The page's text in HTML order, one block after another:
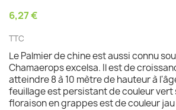
6,27 €
TTC
Le Palmier de chine est aussi connu
Chamaerops excelsa. Il est de
atteindre 8 à 10 mètre de hauteur à
feuillage est persistant de couleur vert
floraison en grappes est de couleur jau